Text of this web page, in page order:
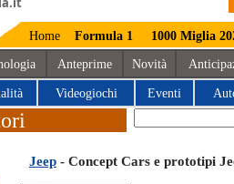
Home Formula 1 1000 Miglia
Anteprime Novità
Videogiochi Eventi
Jeep - Concept Cars e prototipi